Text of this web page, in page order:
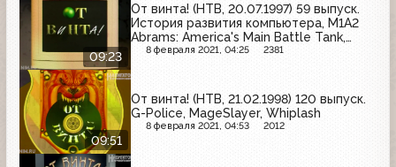
09:23
От винта! (НТВ, 20.07.1997) 59 выпуск.
История развития компьютера, M1A2
Abrams: America's Main Battle Tank,
Beavis and Butt-head, Admiral Sea
8 февраля 2021, 04:25 2381
09:51
От винта! (НТВ, 21.02.1998) 120 выпуск.
G-Police, MageSlayer, Whiplash
8 февраля 2021, 04:53 2012